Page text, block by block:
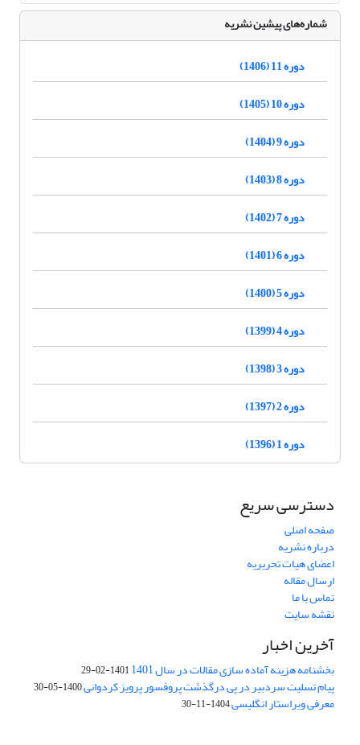
شماره‌های پیشین نشریه
دوره 11 (1406)
دوره 10 (1405)
دوره 9 (1404)
دوره 8 (1403)
دوره 7 (1402)
دوره 6 (1401)
دوره 5 (1400)
دوره 4 (1399)
دوره 3 (1398)
دوره 2 (1397)
دوره 1 (1396)
دسترسی سریع
صفحه اصلی
درباره نشریه
اعضای هیات تحریریه
ارسال مقاله
تماس با ما
نقشه سایت
آخرین اخبار
بخشنامه هزینه آماده سازی مقالات در سال 1401 1401-02-29
پیام تسلیت سردبیر در پی درگذشت پروفسور پرویز کردوانی1400-05-30
معرفی ویراستار انگلیسی1404-11-30